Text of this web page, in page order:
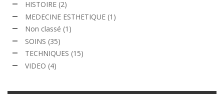
HISTOIRE (2)
MEDECINE ESTHETIQUE (1)
Non classé (1)
SOINS (35)
TECHNIQUES (15)
VIDEO (4)